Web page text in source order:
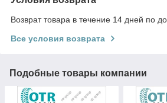
Возврат товара в течение 14 дней по
Все условия возврата
Подобные товары компании